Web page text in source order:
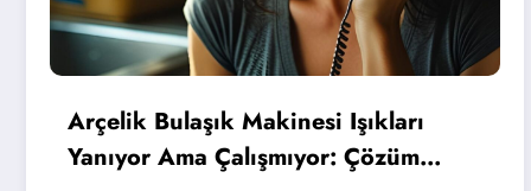
Arçelik Bulaşık Makinesi Işıkları
Yanıyor Ama Çalışmıyor: Çözüm